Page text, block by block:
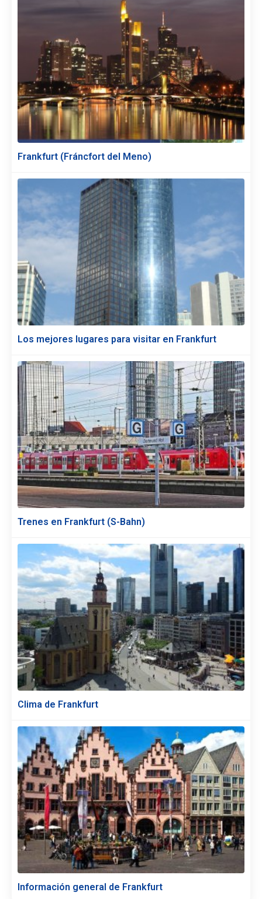
Frankfurt (Fráncfort del Meno)
Los mejores lugares para visitar en Frankfurt
Trenes en Frankfurt (S-Bahn)
Clima de Frankfurt
Información general de Frankfurt